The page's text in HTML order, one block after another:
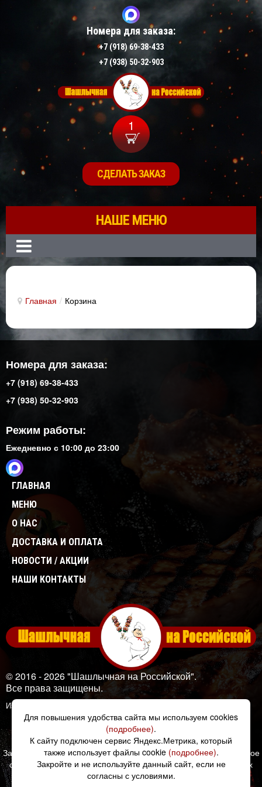
Номера для заказа:
+7 (918) 69-38-433
+7 (938) 50-32-903
1
СДЕЛАТЬ ЗАКАЗ
НАШЕ МЕНЮ
Главная / Корзина
Номера для заказа:
+7 (918) 69-38-433
+7 (938) 50-32-903
Режим работы:
Ежедневно с 10:00 до 23:00
ГЛАВНАЯ
МЕНЮ
О НАС
ДОСТАВКА И ОПЛАТА
НОВОСТИ / АКЦИИ
НАШИ КОНТАКТЫ
© 2016 - 2026 "Шашлычная на Российской".
Все права защищены.
Изображения: Designed by
Создано в Unicode24.ru
Для повышения удобства сайта мы используем cookies
(подробнее).
К сайту подключен сервис Яндекс.Метрика, который
также использует файлы cookie (подробнее).
Закройте и не используйте данный сайт, если не
согласны с условиями.
Заполняя любые формы на данном сайте вы подтверждаете свое
совершеннолетие и соглашаетесь на обработку персональных
данных в соответствии сУсловиями.